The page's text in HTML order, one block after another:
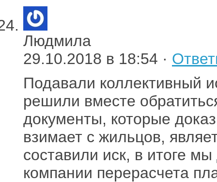
Людмила
29.10.2018 в 18:54 ·
Подавали коллективный
решили вместе
документы, которые
взимает с жильцов,
составили иск, в итоге
компании перерасчета